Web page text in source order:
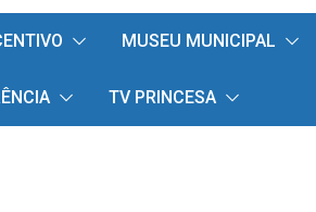
MUSEU MUNICIPAL
TV PRINCESA